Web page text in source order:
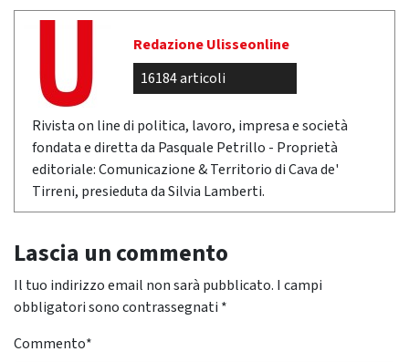
Redazione Ulisseonline
16184 articoli
Rivista on line di politica, lavoro, impresa e società
fondata e diretta da Pasquale Petrillo - Proprietà
editoriale: Comunicazione & Territorio di Cava de'
Tirreni, presieduta da Silvia Lamberti.
Lascia un commento
Il tuo indirizzo email non sarà pubblicato. I campi
obbligatori sono contrassegnati *
Commento*